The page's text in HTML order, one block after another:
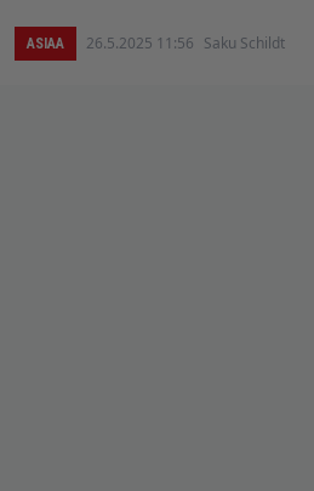
ASIAA 26.5.2025 11:56 Saku Schildt